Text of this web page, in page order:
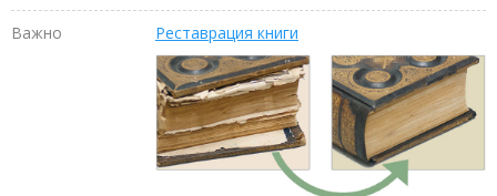
Важно Реставрация книги